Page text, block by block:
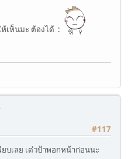
เห็นมะ ต้องได้ :
#117
บเลย เด๋วป้าพอกหน้าก่อนนะ